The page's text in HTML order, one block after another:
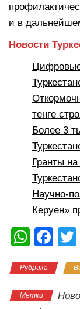
и в
Новости
тенге
Более 3
Гранты
Научно-
Керуен»
W
at
s
F
c
e
Рубрика
Метки